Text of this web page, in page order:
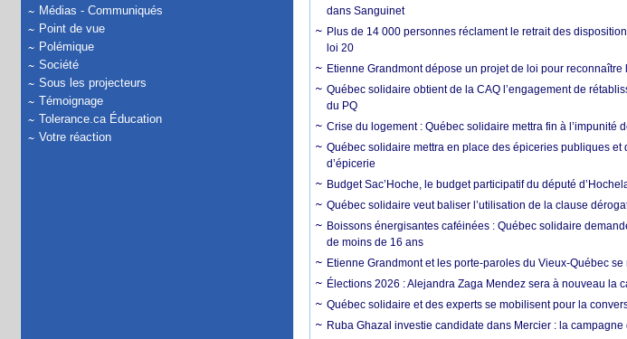
Médias - Communiqués
Point de vue
Polémique
Société
Sous les projecteurs
Témoignage
Tolerance.ca Éducation
Votre réaction
dans Sanguinet
Plus de 14 000 personnes réclament le retrait des
loi 20
Etienne Grandmont dépose un projet de loi pour reconnaître
Québec solidaire obtient de la CAQ l’engagement de
du PQ
Crise du logement : Québec solidaire mettra fin à l’impunité
Québec solidaire mettra en place des épiceries publiques
d’épicerie
Budget Sac’Hoche, le budget participatif du député
Québec solidaire veut baliser l’utilisation de la clause
Boissons énergisantes caféinées : Québec solidaire
de moins de 16 ans
Etienne Grandmont et les porte-paroles du Vieux-Québec
Élections 2026 : Alejandra Zaga Mendez sera à nouveau la
Québec solidaire et des experts se mobilisent pour la
Ruba Ghazal investie candidate dans Mercier : la